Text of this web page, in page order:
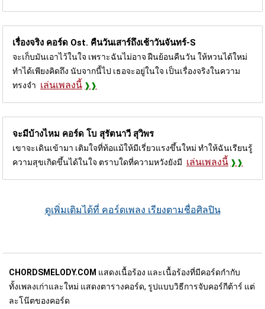
เรื่องจริง คอร์ด Ost. คืนวันเสาร์ถึงเช้าวันจันทร์-S
จะเก็บมันเอาไว้ในใจ เพราะฉันไม่อาจ ฝืนย้อนคืนวัน ให้หวนได้ใหม่
ทำได้เพียงคิดถึง นับจากนี้ไป เธอจะอยู่ในใจ เป็นเรื่องจริงในความ
ทรงจำ เล่นเพลงนี้
จะมีบ้างไหม คอร์ด โบ สุรัตนาวี สุวิพร
เขาจะเดินเข้ามา เติมใจที่ท้อแม้ให้มีเรี่ยวแรงขึ้นใหม่ ทำให้ฉันเรียนรู้
ความสุขเกิดขึ้นได้ในใจ ตราบใดที่ความหวังยังมี เล่นเพลงนี้
ดูเพิ่มเติมได้ที่ คอร์ดเพลง เรียงตามชื่อศิลปิน
CHORDSMELODY.COM แสดงเนื้อร้อง และเนื้อร้องที่มีคอร์ดกำกับ
ทั้งเพลงเก่าและใหม่ แสดงตารางคอร์ด, รูปแบบวิธีการจับคอร์กีต้าร์ แต่
ละโน๊ตของคอร์ด